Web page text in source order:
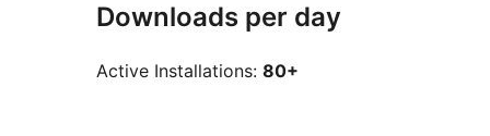
Downloads per day
Active Installations: 80+